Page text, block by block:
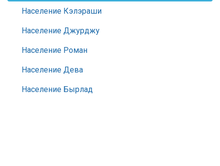
Население Кэлэраши
Население Джурджу
Население Роман
Население Дева
Население Бырлад